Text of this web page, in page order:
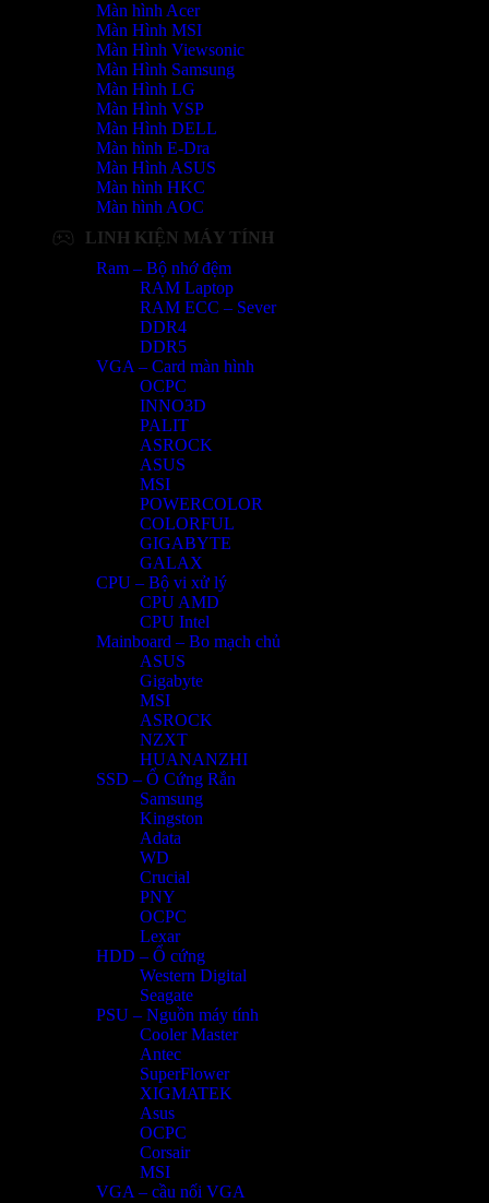
Màn hình Acer
Màn Hình MSI
Màn Hình Viewsonic
Màn Hình Samsung
Màn Hình LG
Màn Hình VSP
Màn Hình DELL
Màn hình E-Dra
Màn Hình ASUS
Màn hình HKC
Màn hình AOC
LINH KIỆN MÁY TÍNH
Ram – Bộ nhớ đệm
RAM Laptop
RAM ECC – Sever
DDR4
DDR5
VGA – Card màn hình
OCPC
INNO3D
PALIT
ASROCK
ASUS
MSI
POWERCOLOR
COLORFUL
GIGABYTE
GALAX
CPU – Bộ vi xử lý
CPU AMD
CPU Intel
Mainboard – Bo mạch chủ
ASUS
Gigabyte
MSI
ASROCK
NZXT
HUANANZHI
SSD – Ổ Cứng Rắn
Samsung
Kingston
Adata
WD
Crucial
PNY
OCPC
Lexar
HDD – Ổ cứng
Western Digital
Seagate
PSU – Nguồn máy tính
Cooler Master
Antec
SuperFlower
XIGMATEK
Asus
OCPC
Corsair
MSI
VGA – cầu nối VGA